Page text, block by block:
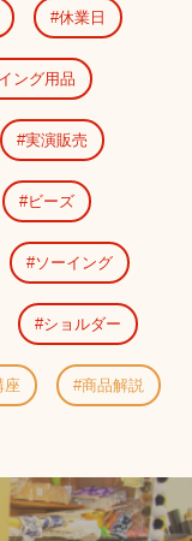
休業日
ング用品
実演販売
ビーズ
ソーイング
ショルダー
座 商品解説